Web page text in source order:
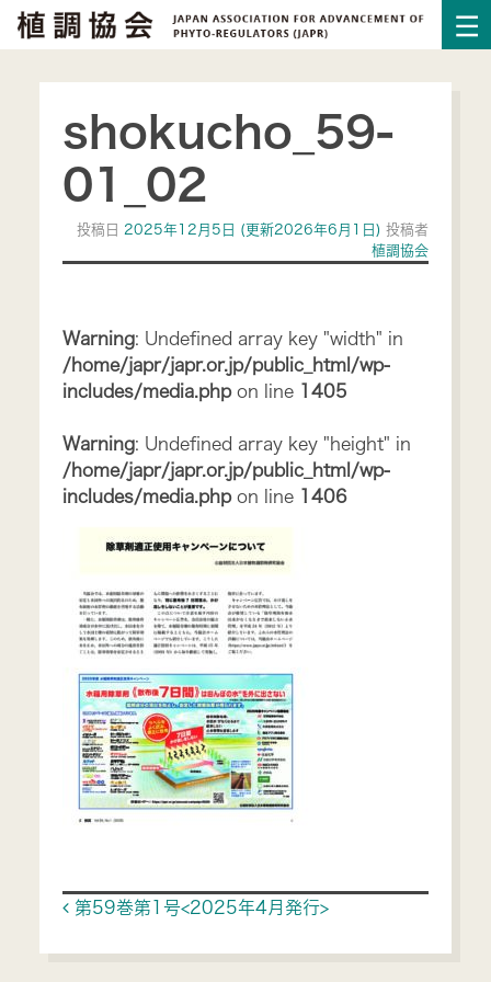
shokucho_59-
01_02
投稿日 2025年12月5日 (更新2026年6月1日)投稿者
植調協会
Warning: Undefined array key "width" in
/home/japr/japr.or.jp/public_html/wp-
includes/media.phpon line 1405
Warning: Undefined array key "height" in
/home/japr/japr.or.jp/public_html/wp-
includes/media.phpon line 1406
Post navigation
第59巻第1号<2025年4月発行>